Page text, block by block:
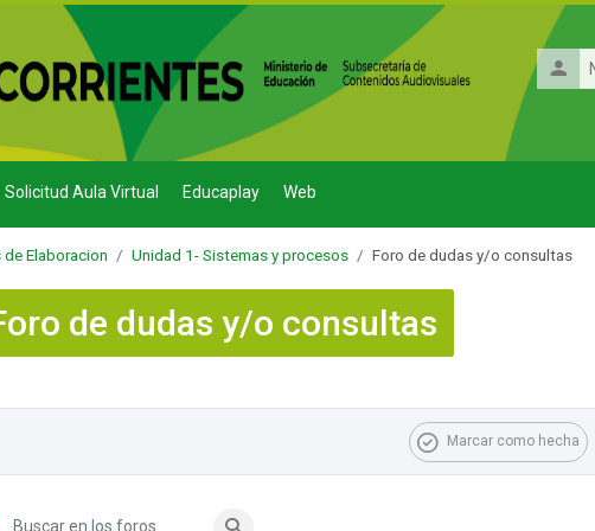
de
Solicitud Aula Virtual Educaplay Web
Elaboracion Unidad 1- Sistemas y procesos Foro de dudas y/o consultas
de dudas y/o consultas
Marcar como hecha